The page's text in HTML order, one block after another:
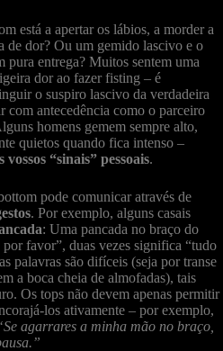
está a apertar os lábios, a morder a
de dor? Ou um gemido lascivo e o
pura entrega? Muitos sentem uma
dor ao fazer fisting – é
o suspiro lascivo da verdadeira
com antecedência como o parceiro
homens gemem sempre alto,
quietos quando fica intenso –
“sinais” pessoais.
pode comunicar através de
. Por exemplo, alguns casais
: Uma pancada no braço do
favor”, duas vezes significa “tudo
palavras são difíceis (seja por transe
a boca cheia de almofadas), tais
Os tops não devem apenas permitir
los ativamente – por exemplo,
agarrares a minha mão no braço,